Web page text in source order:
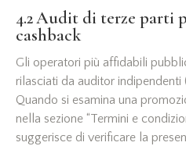
4.2 Audit di terze parti
cashback
Gli operatori più affidabili
rilasciati da auditor indipendenti
Quando si esamina una
nella sezione “Termini e
suggerisce di verificare la